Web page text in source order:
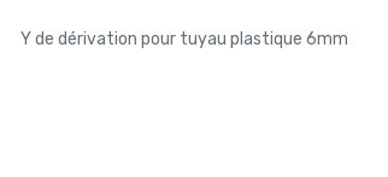
Y de dérivation pour tuyau plastique 6mm